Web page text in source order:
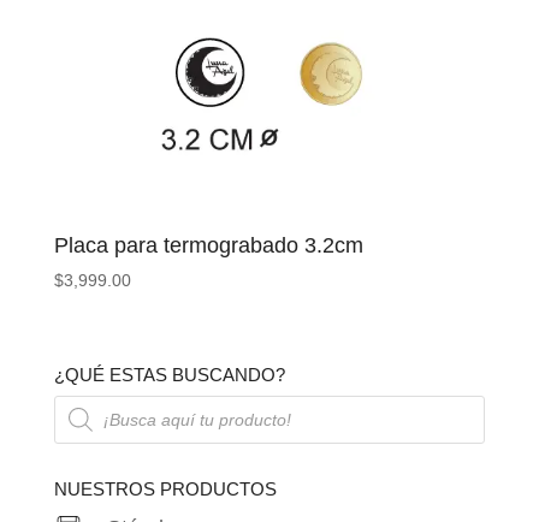
Placa para termograbado 3.2cm
$3,999.00
¿QUÉ ESTAS BUSCANDO?
Búsqueda
de
productos
NUESTROS PRODUCTOS